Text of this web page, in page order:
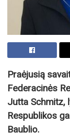
Praėjusią
Federacinės
Jutta Schmitz,
Respublikos
Baublio.